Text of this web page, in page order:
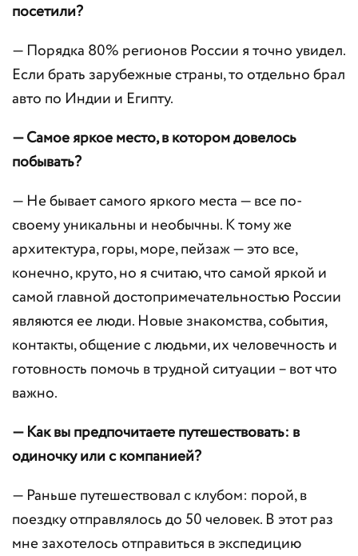
посетили?
— Порядка 80% регионов России я точно увидел.
Если брать зарубежные страны, то отдельно брал
авто по Индии и Египту.
— Самое яркое место, в котором довелось
побывать?
— Не бывает самого яркого места — все по-
своему уникальны и необычны. К тому же
архитектура, горы, море, пейзаж — это все,
конечно, круто, но я считаю, что самой яркой и
самой главной достопримечательностью России
являются ее люди. Новые знакомства, события,
контакты, общение с людьми, их человечность и
готовность помочь в трудной ситуации – вот что
важно.
— Как вы предпочитаете путешествовать: в
одиночку или с компанией?
— Раньше путешествовал с клубом: порой, в
поездку отправлялось до 50 человек. В этот раз
мне захотелось отправиться в экспедицию